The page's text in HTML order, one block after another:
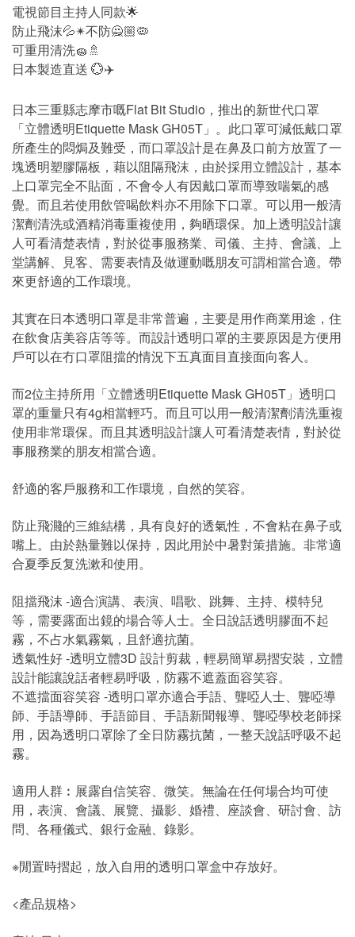
電視節目主持人同款🌟
防止飛沫💦✴不防️🙅🏼🦠
可重用清洗🧽🚿
日本製造直送 💮✈️
日本三重縣志摩市嘅Flat Bit Studio，推出的新世代口罩
「立體透明Etiquette Mask GH05T」。此口罩可減低戴口罩
所產生的悶焗及難受，而口罩設計是在鼻及口前方放置了一
塊透明塑膠隔板，藉以阻隔飛沫，由於採用立體設計，基本
上口罩完全不貼面，不會令人有因戴口罩而導致喘氣的感
覺。而且若使用飲管喝飲料亦不用除下口罩。可以用一般清
潔劑清洗或酒精消毒重複使用，夠晒環保。加上透明設計讓
人可看清楚表情，對於從事服務業、司儀、主持、會議、上
堂講解、見客、需要表情及做運動嘅朋友可謂相當合適。帶
來更舒適的工作環境。
其實在日本透明口罩是非常普遍，主要是用作商業用途，住
在飲食店美容店等等。而設計透明口罩的主要原因是方便用
戶可以在冇口罩阻擋的情況下五真面目直接面向客人。
而2位主持所用「立體透明Etiquette Mask GH05T」透明口
罩的重量只有4g相當輕巧。而且可以用一般清潔劑清洗重複
使用非常環保。而且其透明設計讓人可看清楚表情，對於從
事服務業的朋友相當合適。
舒適的客戶服務和工作環境，自然的笑容。
防止飛濺的三維結構，具有良好的透氣性，不會粘在鼻子或
嘴上。由於熱量難以保持，因此用於中暑對策措施。非常適
合夏季反复洗漱和使用。
阻擋飛沫 -適合演講、表演、唱歌、跳舞、主持、模特兒
等，需要露面出鏡的場合等人士。全日說話透明膠面不起
霧，不占水氣霧氣，且舒適抗菌。
透氣性好 -透明立體3D 設計剪裁，輕易簡單易摺安裝，立體
設計能讓說話者輕易呼吸，防霧不遮蓋面容笑容。
不遮擋面容笑容 -透明口罩亦適合手語、聾啞人士、聾啞導
師、手語導師、手語節目、手語新聞報導、聾啞學校老師採
用，因為透明口罩除了全日防霧抗菌，一整天說話呼吸不起
霧。
適用人群︰展露自信笑容、微笑。無論在任何場合均可使
用，表演、會議、展覽、攝影、婚禮、座談會、研討會、訪
問、各種儀式、銀行金融、錄影。
※閒置時摺起，放入自用的透明口罩盒中存放好。
<產品規格>